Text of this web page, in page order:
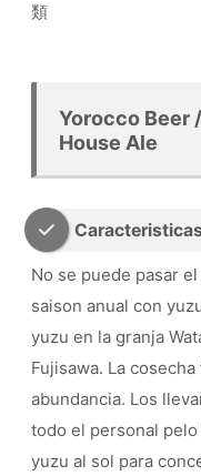
類
Yorocco Beer
House Ale
No se puede pasar
saison anual con
yuzu en la granja
Fujisawa. La
abundancia. Los
todo el personal pelo
yuzu al sol para